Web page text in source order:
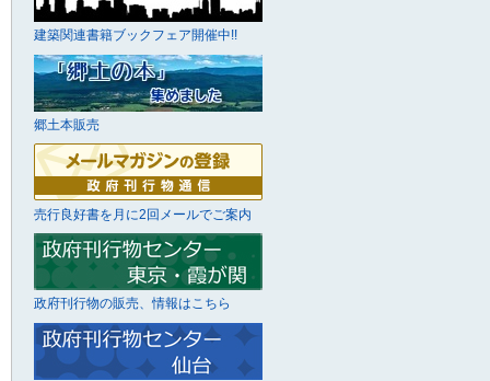
建築関連書籍ブックフェア開催中!!
郷土本販売
売行良好書を月に2回メールでご案内
政府刊行物の販売、情報はこちら